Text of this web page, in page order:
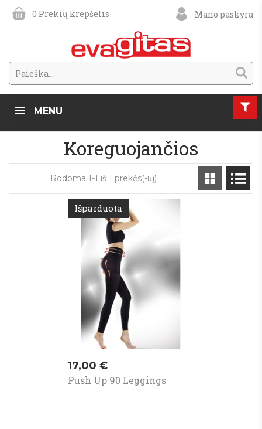
Mano paskyra
0 Prekių krepšelis
MENU
Koreguojančios
Rodoma 1-1 iš 1 prekės(-ių)
Išparduota
Kaina
17,00 €
Push Up 90 Leggings